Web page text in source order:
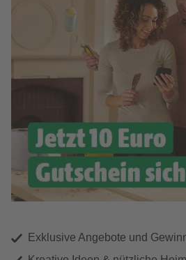
Exklusive Angebote und